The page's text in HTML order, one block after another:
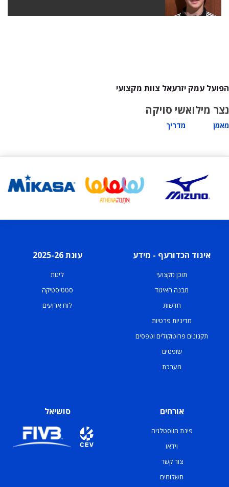
הפועל עמק יזרעאל צוות מקצועי
נצר מילוא
מאמן
שי סויקה
מדריך
איגוד הכדורעף - מידע
תוכן מקצועי
מבנה האיגוד
חדשות
מדיניות פרטיות
תקנונים פרוטוקולים וטפסים
שופטים
מערכת
עונת 2025-26
ליגות
סטטיסטיקה
לוח ארועים
אורחים
פינת הווסטלגיה
וידאו
צור קשר
תשלומים
סושיאל